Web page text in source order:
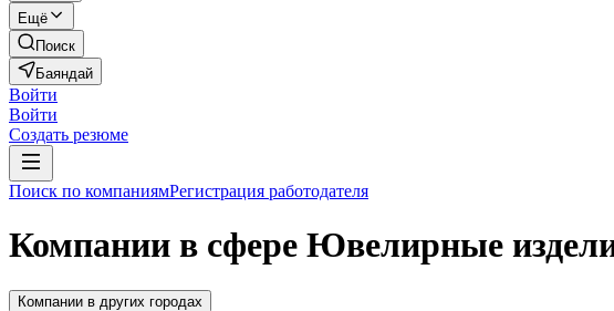
Ещё
Поиск
Баяндай
Войти
Войти
Создать резюме
Поиск по компаниямРегистрация работодателя
Компании в сфере Ювелирные
Компании в других городах